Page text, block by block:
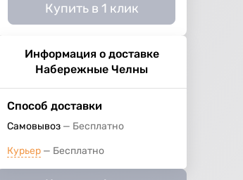
Купить в 1 клик
Информация о доставке
Набережные Челны
Способ доставки
Самовывоз Бесплатно
Курьер Бесплатно